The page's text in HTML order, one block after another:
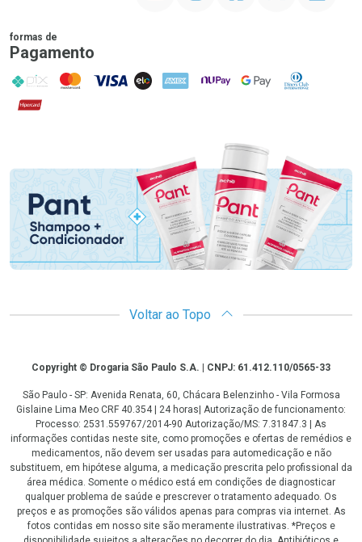
formas de
Pagamento
PIX MasterCard
VISA ELO AMEX NuPay Google PayDiners Club
Hipercard
Promoção em Destaque
Voltar ao Topo
CopyrightCopyright © Drogaria São Paulo S.A. | CNPJ: 61.412.110/0565-33
São Paulo - SP: Avenida Renata, 60, Chácara Belenzinho - Vila Formosa
Gislaine Lima Meo CRF 40.354 | 24 horas| Autorização de funcionamento:
Processo: 2531.559767/2014-90 Autorização/MS: 7.31847.3 | As
informações contidas neste site, como promoções e ofertas de remédios e
medicamentos, não devem ser usadas para automedicação e não
substituem, em hipótese alguma, a medicação prescrita pelo profissional da
área médica. Somente o médico está em condições de diagnosticar
qualquer problema de saúde e prescrever o tratamento adequado. Os
preços e as promoções são válidos apenas para compras via internet. As
fotos contidas em nosso site são meramente ilustrativas. *Preços e